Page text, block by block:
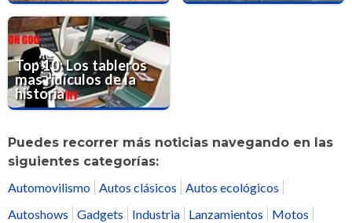
Top 10: Los tableros
mas ridículos de la
historia
Puedes recorrer más noticias navegando en las
siguientes categorías:
Automovilismo Autos clásicos
Autos ecológicos
Autoshows
Gadgets Industria Lanzamientos
Motos